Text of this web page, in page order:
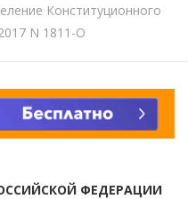
Конституционного
N 1811-О
ФЕДЕРАЦИИ